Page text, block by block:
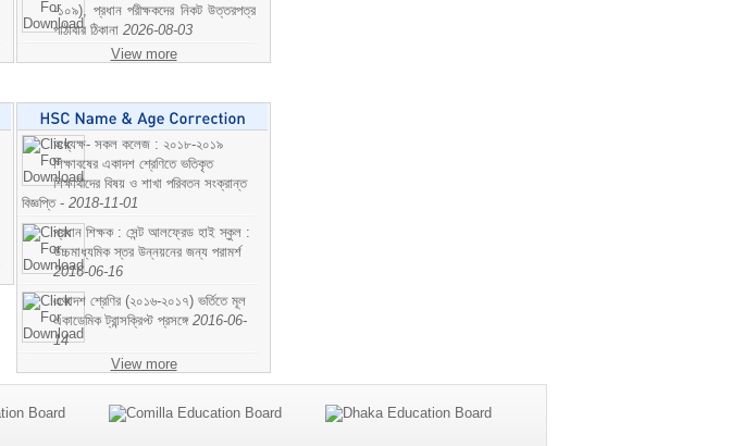
-১০৯), প্রধান পরীক্ষকদের নিকট উত্তরপত্র
পাঠাবার ঠিকানা 2026-08-03
View more
অধ্যক্ষ- সকল কলেজ : ২০১৮-২০১৯
শিক্ষাবষের একাদশ শ্রেণিতে ভতিকৃত
শিক্ষাথীদের বিষয় ও শাখা পরিবতন সংক্রান্ত
বিজ্ঞপ্তি - 2018-11-01
প্রধান শিক্ষক : সেন্ট আলফ্রেড হাই স্কুল :
উচ্চমাধ্যমিক স্তর উন্নয়নের জন্য পরামর্শ
2016-06-16
একাদশ শ্রেণির (২০১৬-২০১৭) ভর্তিতে মূল
একাডেমিক ট্রান্সক্রিপ্ট প্রসঙ্গে 2016-06-
14
View more